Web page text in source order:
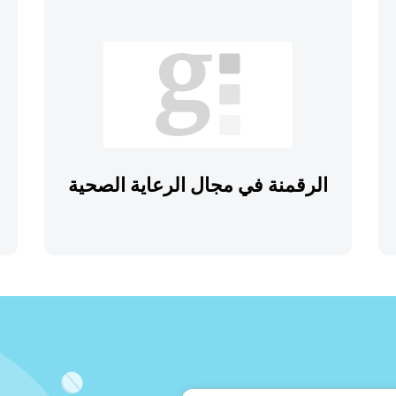
الرقمنة في مجال الرعاية الصحية